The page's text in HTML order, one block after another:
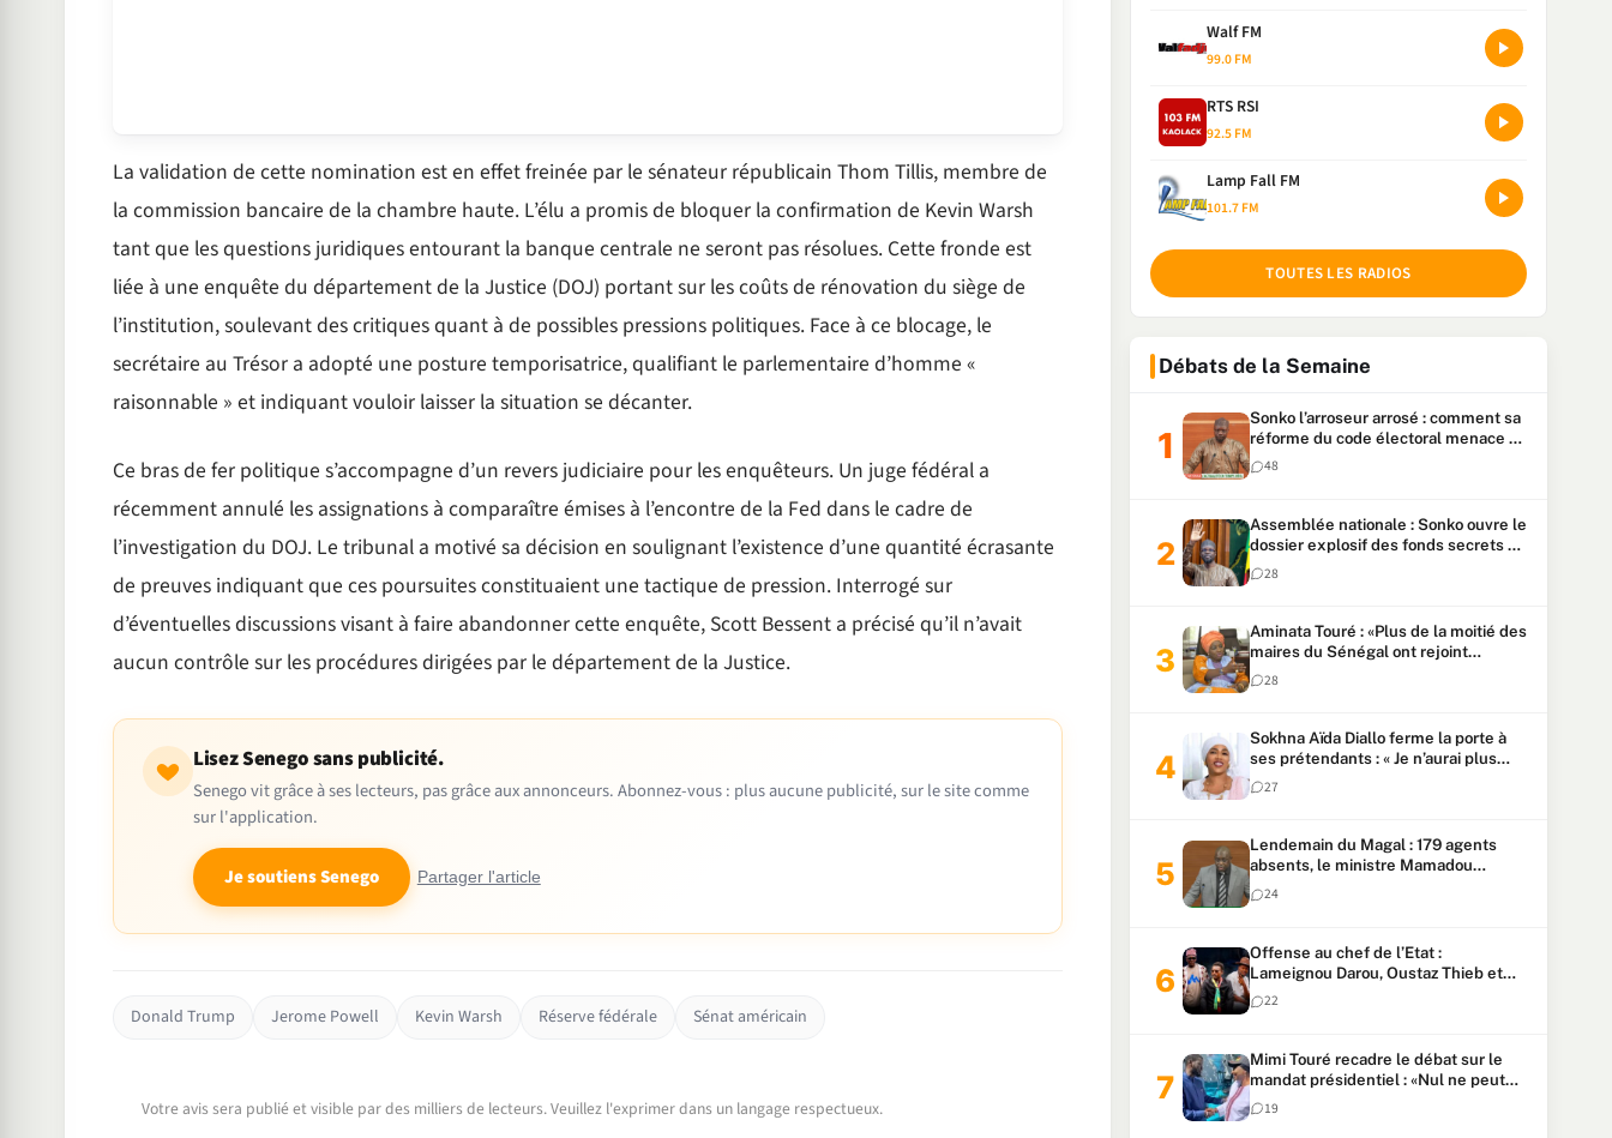
La validation de cette nomination est en effet freinée par le sénateur républicain Thom Tillis, membre de
la commission bancaire de la chambre haute. L’élu a promis de bloquer la confirmation de Kevin Warsh
tant que les questions juridiques entourant la banque centrale ne seront pas résolues. Cette fronde est
liée à une enquête du département de la Justice (DOJ) portant sur les coûts de rénovation du siège de
l’institution, soulevant des critiques quant à de possibles pressions politiques. Face à ce blocage, le
secrétaire au Trésor a adopté une posture temporisatrice, qualifiant le parlementaire d’homme «
raisonnable » et indiquant vouloir laisser la situation se décanter.
Ce bras de fer politique s’accompagne d’un revers judiciaire pour les enquêteurs. Un juge fédéral a
récemment annulé les assignations à comparaître émises à l’encontre de la Fed dans le cadre de
l’investigation du DOJ. Le tribunal a motivé sa décision en soulignant l’existence d’une quantité écrasante
de preuves indiquant que ces poursuites constituaient une tactique de pression. Interrogé sur
d’éventuelles discussions visant à faire abandonner cette enquête, Scott Bessent a précisé qu’il n’avait
aucun contrôle sur les procédures dirigées par le département de la Justice.
Lisez Senego sans publicité.
Senego vit grâce à ses lecteurs, pas grâce aux annonceurs. Abonnez-vous : plus aucune publicité, sur le site comme
sur l'application.
Je soutiens Senego Partager l'article
Donald Trump Jerome Powell Kevin Warsh Réserve fédérale Sénat américain
Votre avis sera publié et visible par des milliers de lecteurs. Veuillez l'exprimer dans un langage respectueux.
Walf FM
99.0 FM
RTS RSI
92.5 FM
Lamp Fall FM
101.7 FM
TOUTES LES RADIOS
Débats de la Semaine
Sonko l’arroseur arrosé : comment sa
réforme du code électoral menace sa
candidature
48
Assemblée nationale : Sonko ouvre le
dossier explosif des fonds secrets et
du patrimoine présidentiel
28
Aminata Touré : «Plus de la moitié des
maires du Sénégal ont rejoint
Kiiraay»
28
Sokhna Aïda Diallo ferme la porte à
ses prétendants : « Je n’aurai plus
jamais un autre mari »
27
Lendemain du Magal : 179 agents
absents, le ministre Mamadou
Lamine Dianté exige des explications
24
Offense au chef de l’Etat :
Lameignou Darou, Oustaz Thieb et
Ndiaye Touba lourdement
condamnés
22
Mimi Touré recadre le débat sur le
mandat présidentiel : «Nul ne peut
faire plus de deux mandats
consécutifs de 5 ans»
19